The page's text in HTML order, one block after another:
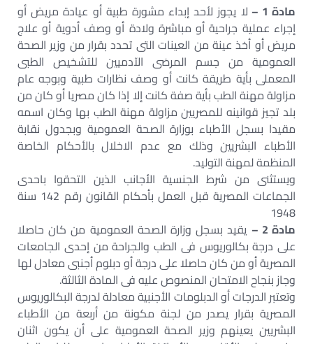
مادة 1 –
لا يجوز لأحد إبداء مشورة طبية أو عيادة مريض أو
إجراء عملية جراحية أو مباشرة ولادة أو وصف أدوية أو علاج
مريض أو أخذ عينة من العينات التى تحدد بقرار من وزير الصحة
العمومية من جسم المرضى الآدميين للتشخيص الطبى
المعملى بأية طريقة كانت أو وصف نظارات طبية وبوجه عام
مزاولة مهنة الطب بأية صفة كانت إلا إذا كان مصريا أو كان من
بلد تجيز قوانينه للمصريين مزاولة مهنة الطب بها وكان اسمه
مقيدا بسجل الأطباء بوزارة الصحة العمومية وبجدول نقابة
الأطباء البشريين وذلك مع عدم الاخلال بالأحكام الخاصة
المنظمة لمهنة التوليد.
ويستثنى من شرط الجنسية الأجانب الذين التحقوا باحدى
الجماعات المصرية قبل العمل بأحكام القانون رقم 142 سنة
1948
مادة 2 –
يقيد بسجل وزارة الصحة العمومية من كان حاصلا
على درجة بكالوريوس فى الطب والجراحة من إحدى الجامعات
المصرية أو من كان حاصلا على درجة أو دبلوم أجنبى معادل لها
وجاز بنجاح الامتحان المنصوص عليه فى المادة الثالثة.
وتعتبر الدرجات أو الدبلومات الأجنبية معادلة لدرجة البكالوريوس
المصرية بقرار يصدر من لجنة مكونة من أربعة من الأطباء
البشريين يعينهم وزير الصحة العمومية على أن يكون اثنان